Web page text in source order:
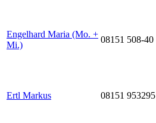
Engelhard Maria (Mo. +
Mi.)
08151 508-40
Ertl Markus 08151 953295